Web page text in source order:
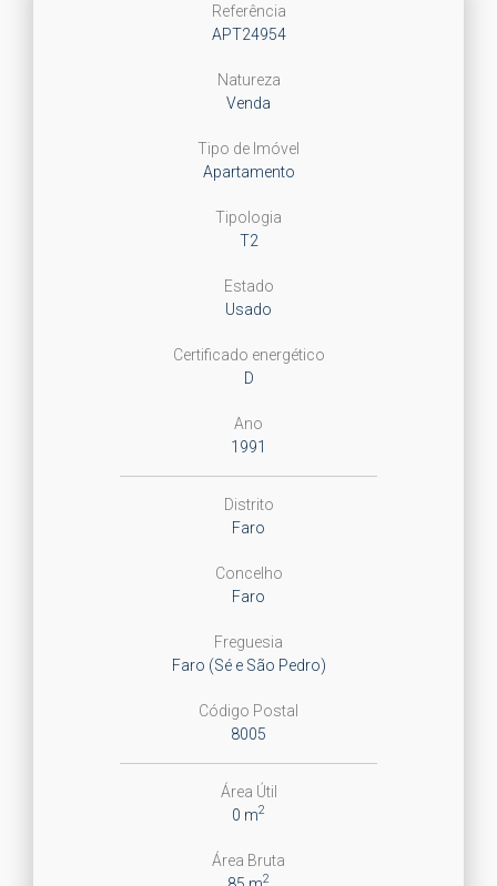
Referência
APT24954
Natureza
Venda
Tipo de Imóvel
Apartamento
Tipologia
T2
Estado
Usado
Certificado energético
D
Ano
1991
Distrito
Faro
Concelho
Faro
Freguesia
Faro (Sé e São Pedro)
Código Postal
8005
Área Útil
0 m2
Área Bruta
2